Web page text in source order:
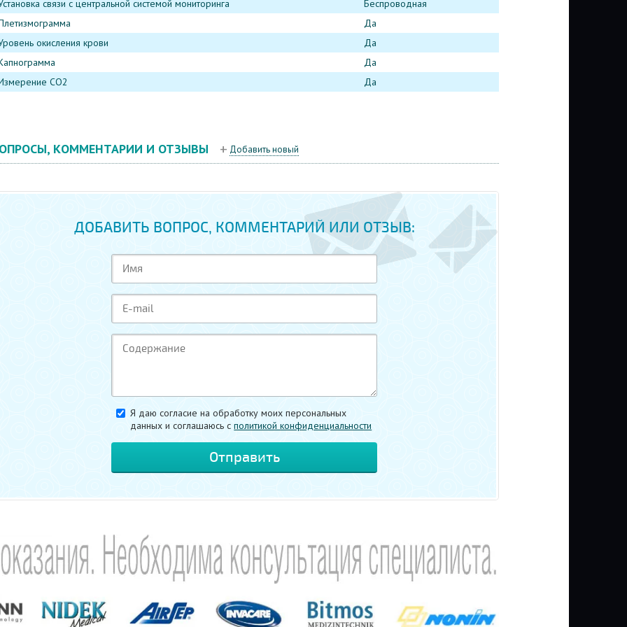
связи с центральной системой мониторинга
Беспроводная
Да
окисления крови
Да
Да
CO2
Да
КОММЕНТАРИИ И ОТЗЫВЫ Добавить новый
ДОБАВИТЬ ВОПРОС, КОММЕНТАРИЙ ИЛИ ОТЗЫВ:
Я даю согласие на обработку моих персональных
данных и соглашаюсь cполитикой конфиденциальности